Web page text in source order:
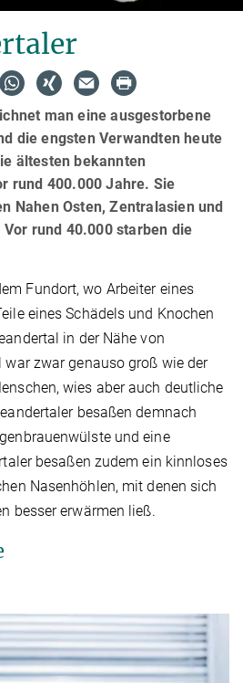
man eine ausgestorbene
die engsten Verwandten heute
ältesten bekannten
rund 400.000 Jahre. Sie
Nahen Osten, Zentralasien und
rund 40.000 starben die
Fundort, wo Arbeiter eines
eines Schädels und Knochen
in der Nähe von
war zwar genauso groß wie der
wies aber auch deutliche
besaßen demnach
und eine
besaßen zudem ein kinnloses
Nasenhöhlen, mit denen sich
besser erwärmen ließ.